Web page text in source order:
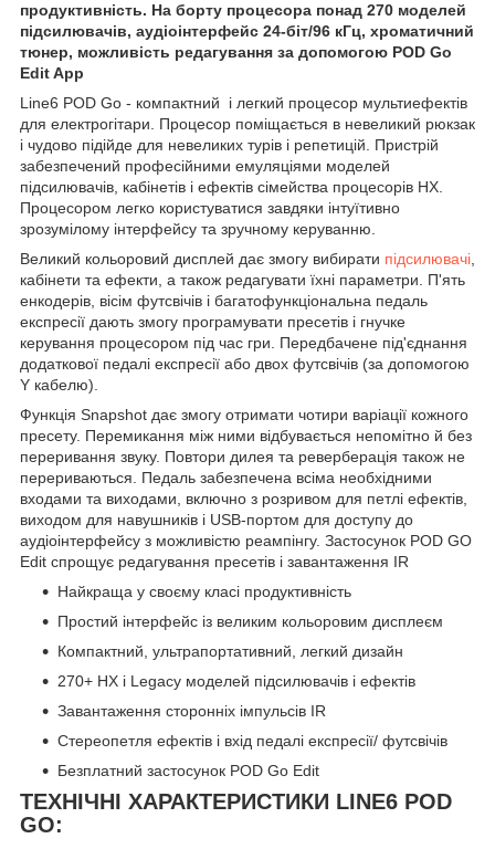
продуктивність. На борту процесора понад 270 моделей
підсилювачів, аудіоінтерфейс 24-біт/96 кГц, хроматичний
тюнер, можливість редагування за допомогою POD Go
Edit App
Line6 POD Go - компактний і легкий процесор мультиефектів
для електрогітари. Процесор поміщається в невеликий рюкзак
і чудово підійде для невеликих турів і репетицій. Пристрій
забезпечений професійними емуляціями моделей
підсилювачів, кабінетів і ефектів сімейства процесорів HX.
Процесором легко користуватися завдяки інтуїтивно
зрозумілому інтерфейсу та зручному керуванню.
Великий кольоровий дисплей дає змогу вибирати підсилювачі,
кабінети та ефекти, а також редагувати їхні параметри. П'ять
енкодерів, вісім футсвічів і багатофункціональна педаль
експресії дають змогу програмувати пресетів і гнучке
керування процесором під час гри. Передбачене під'єднання
додаткової педалі експресії або двох футсвічів (за допомогою
Y кабелю).
Функція Snapshot дає змогу отримати чотири варіації кожного
пресету. Перемикання між ними відбувається непомітно й без
переривання звуку. Повтори дилея та реверберація також не
перериваються. Педаль забезпечена всіма необхідними
входами та виходами, включно з розривом для петлі ефектів,
виходом для навушників і USB-портом для доступу до
аудіоінтерфейсу з можливістю реампінгу. Застосунок POD GO
Edit спрощує редагування пресетів і завантаження IR
Найкраща у своєму класі продуктивність
Простий інтерфейс із великим кольоровим дисплеєм
Компактний, ультрапортативний, легкий дизайн
270+ HX і Legacy моделей підсилювачів і ефектів
Завантаження сторонніх імпульсів IR
Стереопетля ефектів і вхід педалі експресії/ футсвічів
Безплатний застосунок POD Go Edit
ТЕХНІЧНІ ХАРАКТЕРИСТИКИ LINE6 POD
GO: